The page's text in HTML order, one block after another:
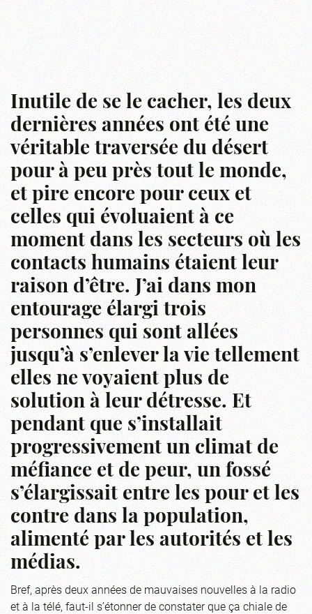
Inutile de se le cacher, les deux
dernières années ont été une
véritable traversée du désert
pour à peu près tout le monde,
et pire encore pour ceux et
celles qui évoluaient à ce
moment dans les secteurs où les
contacts humains étaient leur
raison d’être. J’ai dans mon
entourage élargi trois
personnes qui sont allées
jusqu’à s’enlever la vie tellement
elles ne voyaient plus de
solution à leur détresse. Et
pendant que s’installait
progressivement un climat de
méfiance et de peur, un fossé
s’élargissait entre les pour et les
contre dans la population,
alimenté par les autorités et les
médias.
Bref, après deux années de mauvaises nouvelles à la radio
et à la télé, faut-il s’étonner de constater que ça chiale de